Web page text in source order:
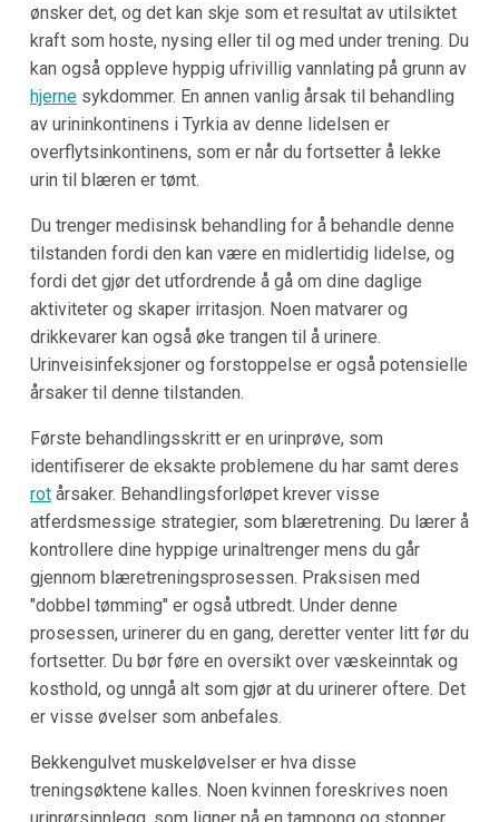
ønsker det, og det kan skje som et resultat av utilsiktet
kraft som hoste, nysing eller til og med under trening. Du
kan også oppleve hyppig ufrivillig vannlating på grunn av
hjernesykdommer. En annen vanlig årsak til behandling
av urininkontinens i Tyrkia av denne lidelsen er
overflytsinkontinens, som er når du fortsetter å lekke
urin til blæren er tømt.
Du trenger medisinsk behandling for å behandle denne
tilstanden fordi den kan være en midlertidig lidelse, og
fordi det gjør det utfordrende å gå om dine daglige
aktiviteter og skaper irritasjon. Noen matvarer og
drikkevarer kan også øke trangen til å urinere.
Urinveisinfeksjoner og forstoppelse er også potensielle
årsaker til denne tilstanden.
Første behandlingsskritt er en urinprøve, som
identifiserer de eksakte problemene du har samt deres
rotårsaker. Behandlingsforløpet krever visse
atferdsmessige strategier, som blæretrening. Du lærer å
kontrollere dine hyppige urinaltrenger mens du går
gjennom blæretreningsprosessen. Praksisen med
"dobbel tømming" er også utbredt. Under denne
prosessen, urinerer du en gang, deretter venter litt før du
fortsetter. Du bør føre en oversikt over væskeinntak og
kosthold, og unngå alt som gjør at du urinerer oftere. Det
er visse øvelser som anbefales.
Bekkengulvet muskeløvelser er hva disse
treningsøktene kalles. Noen kvinnen foreskrives noen
urinrørsinnlegg, som ligner på en tampong og stopper